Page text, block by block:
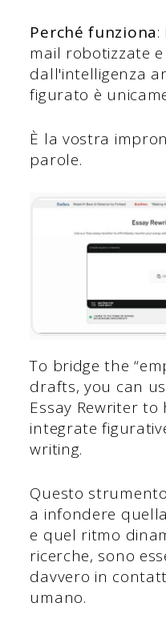
Perché funziona
mail robotizzate
dall'intelligenza
figurato è
È la vostra
parole.
To bridge the
drafts, you can
Essay Rewriter
integrate
writing.
Questo
a infondere
e quel ritmo
ricerche, sono
davvero in
umano.